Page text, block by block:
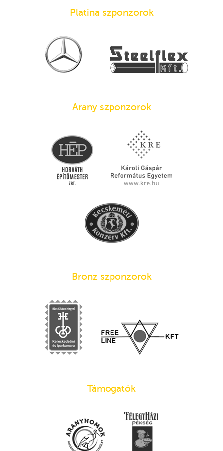
Platina szponzorok
Arany szponzorok
Bronz szponzorok
Támogatók